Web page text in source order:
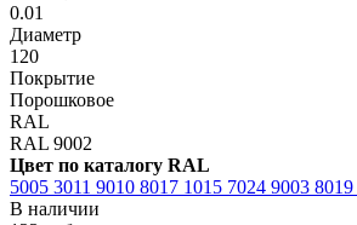
0.01
Диаметр
120
Покрытие
Порошковое
RAL
RAL 9002
Цвет по каталогу RAL
5005 3011 9010 8017 1015 7024 9003 8019
В наличии